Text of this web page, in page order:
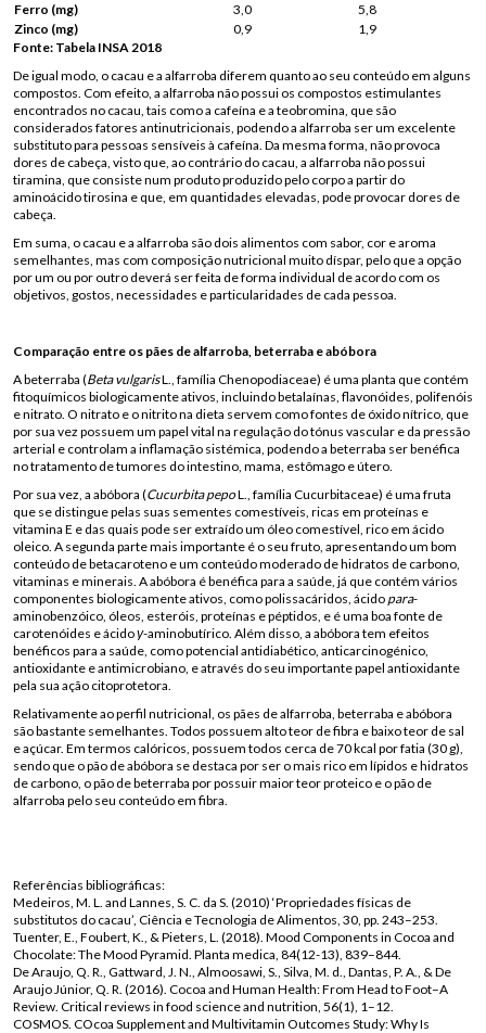
Ferro (mg)
3,0
5,8
Zinco (mg)
0,9
1,9
Fonte: Tabela INSA 2018
De igual modo, o cacau e a alfarroba diferem quanto ao seu conteúdo em alguns
compostos. Com efeito, a alfarroba não possui os compostos estimulantes
encontrados no cacau, tais como a cafeína e a teobromina, que são
considerados fatores antinutricionais, podendo a alfarroba ser um excelente
substituto para pessoas sensíveis à cafeína. Da mesma forma, não provoca
dores de cabeça, visto que, ao contrário do cacau, a alfarroba não possui
tiramina, que consiste num produto produzido pelo corpo a partir do
aminoácido tirosina e que, em quantidades elevadas, pode provocar dores de
cabeça.
Em suma, o cacau e a alfarroba são dois alimentos com sabor, cor e aroma
semelhantes, mas com composição nutricional muito díspar, pelo que a opção
por um ou por outro deverá ser feita de forma individual de acordo com os
objetivos, gostos, necessidades e particularidades de cada pessoa.
Comparação entre os pães de alfarroba, beterraba e abóbora
A beterraba (Beta vulgarisL., família Chenopodiaceae) é uma planta que contém
fitoquímicos biologicamente ativos, incluindo betalaínas, flavonóides, polifenóis
e nitrato. O nitrato e o nitrito na dieta servem como fontes de óxido nítrico, que
por sua vez possuem um papel vital na regulação do tónus vascular e da pressão
arterial e controlam a inflamação sistémica, podendo a beterraba ser benéfica
no tratamento de tumores do intestino, mama, estômago e útero.
Por sua vez, a abóbora (Cucurbita pepoL., família Cucurbitaceae) é uma fruta
que se distingue pelas suas sementes comestíveis, ricas em proteínas e
vitamina E e das quais pode ser extraído um óleo comestível, rico em ácido
oleico. A segunda parte mais importante é o seu fruto, apresentando um bom
conteúdo de betacaroteno e um conteúdo moderado de hidratos de carbono,
vitaminas e minerais. A abóbora é benéfica para a saúde, já que contém vários
componentes biologicamente ativos, como polissacáridos, ácido para-
aminobenzóico, óleos, esteróis, proteínas e péptidos, e é uma boa fonte de
carotenóides e ácidoγ-aminobutírico. Além disso, a abóbora tem efeitos
benéficos para a saúde, como potencial antidiabético, anticarcinogénico,
antioxidante e antimicrobiano, e através do seu importante papel antioxidante
pela sua ação citoprotetora.
Relativamente ao perfil nutricional, os pães de alfarroba, beterraba e abóbora
são bastante semelhantes. Todos possuem alto teor de fibra e baixo teor de sal
e açúcar. Em termos calóricos, possuem todos cerca de 70 kcal por fatia (30 g),
sendo que o pão de abóbora se destaca por ser o mais rico em lípidos e hidratos
de carbono, o pão de beterraba por possuir maior teor proteico e o pão de
alfarroba pelo seu conteúdo em fibra.
Referências bibliográficas:
Medeiros, M. L. and Lannes, S. C. da S. (2010) ‘Propriedades físicas de
substitutos do cacau’, Ciência e Tecnologia de Alimentos, 30, pp. 243–253.
Tuenter, E., Foubert, K., & Pieters, L. (2018). Mood Components in Cocoa and
Chocolate: The Mood Pyramid. Planta medica, 84(12-13), 839–844.
De Araujo, Q. R., Gattward, J. N., Almoosawi, S., Silva, M. d., Dantas, P. A., & De
Araujo Júnior, Q. R. (2016). Cocoa and Human Health: From Head to Foot–A
Review. Critical reviews in food science and nutrition, 56(1), 1–12.
COSMOS. COcoa Supplement and Multivitamin Outcomes Study: Why Is